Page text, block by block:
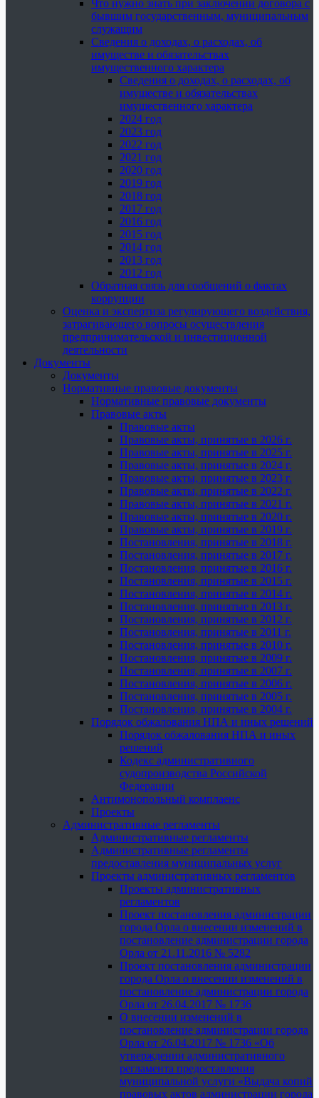
Что нужно знать при заключении договора с
бывшим государственным, муниципальным
служащим
Сведения о доходах, о расходах, об
имуществе и обязательствах
имущественного характера
Сведения о доходах, о расходах, об
имуществе и обязательствах
имущественного характера
2024 год
2023 год
2022 год
2021 год
2020 год
2019 год
2018 год
2017 год
2016 год
2015 год
2014 год
2013 год
2012 год
Обратная связь для сообщений о фактах
коррупции
Оценка и экспертиза регулирующего воздействия,
затрагивающего вопросы осуществления
предпринимательской и инвестиционной
деятельности
Документы
Документы
Нормативные правовые документы
Нормативные правовые документы
Правовые акты
Правовые акты
Правовые акты, принятые в 2026 г.
Правовые акты, принятые в 2025 г.
Правовые акты, принятые в 2024 г.
Правовые акты, принятые в 2023 г.
Правовые акты, принятые в 2022 г.
Правовые акты, принятые в 2021 г.
Правовые акты, принятые в 2020 г.
Правовые акты, принятые в 2019 г.
Постановления, принятые в 2018 г.
Постановления, принятые в 2017 г.
Постановления, принятые в 2016 г.
Постановления, принятые в 2015 г.
Постановления, принятые в 2014 г.
Постановления, принятые в 2013 г.
Постановления, принятые в 2012 г.
Постановления, принятые в 2011 г.
Постановления, принятые в 2010 г.
Постановления, принятые в 2009 г.
Постановления, принятые в 2007 г.
Постановления, принятые в 2006 г.
Постановления, принятые в 2005 г.
Постановления, принятые в 2004 г.
Порядок обжалования НПА и иных решений
Порядок обжалования НПА и иных
решений
Кодекс административного
судопроизводства Российской
Федерации
Антимонопольный комплаенс
Проекты
Административные регламенты
Административные регламенты
Административные регламенты
предоставления муниципальных услуг
Проекты административных регламентов
Проекты административных
регламентов
Проект постановления администрации
города Орла о внесении изменений в
постановление администрации города
Орла от 21.11.2016 № 5282
Проект постановления администрации
города Орла о внесении изменений в
постановление администрации города
Орла от 26.04.2017 № 1736
О внесении изменений в
постановление администрации города
Орла от 26.04.2017 № 1736 «Об
утверждении административного
регламента предоставления
муниципальной услуги «Выдача копий
правовых актов администрации города